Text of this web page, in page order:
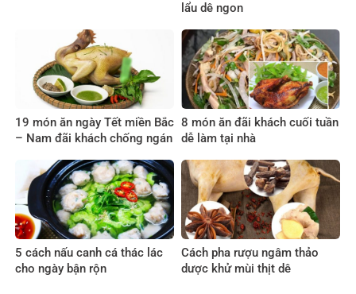
lẩu dê ngon
19 món ăn ngày Tết miền Bắc
– Nam đãi khách chống ngán
8 món ăn đãi khách cuối tuần
dễ làm tại nhà
5 cách nấu canh cá thác lác
cho ngày bận rộn
Cách pha rượu ngâm thảo
dược khử mùi thịt dê